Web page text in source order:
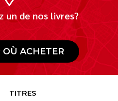
un de nos livres?
OÙ ACHETER
TITRES